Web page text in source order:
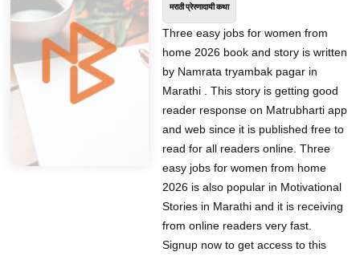
मराठी प्रेरणादायी कथा
Three easy jobs for women from
home 2026 book and story is written
by Namrata tryambak pagar in
Marathi . This story is getting good
reader response on Matrubharti app
and web since it is published free to
read for all readers online. Three
easy jobs for women from home
2026 is also popular in Motivational
Stories in Marathi and it is receiving
from online readers very fast.
Signup now to get access to this